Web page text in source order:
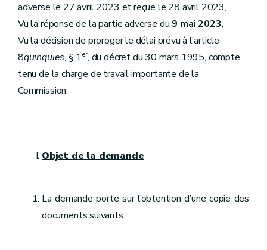
adverse le 27 avril 2023 et reçue le 28 avril 2023,
Vu la réponse de la partie adverse du 9 mai 2023,
Vu la décision de proroger le délai prévu à l’article
8quinquies, § 1er, du décret du 30 mars 1995, compte
tenu de la charge de travail importante de la
Commission.
Objet de la demande
La demande porte sur l’obtention d’une copie des
documents suivants :